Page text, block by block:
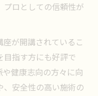
ロとしての信頼性が
が開講されているこ
指す方にも好評で
健康志向の方々に向
安全性の高い施術の